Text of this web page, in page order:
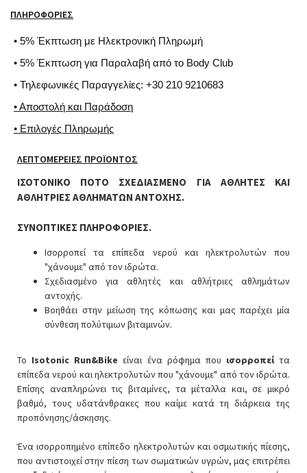
ΠΛΗΡΟΦΟΡΊΕΣ
• 5% Έκπτωση με Ηλεκτρονική Πληρωμή
• 5% Έκπτωση για Παραλαβή από το Body Club
• Τηλεφωνικές Παραγγελίες: +30 210 9210683
• Αποστολή και Παράδοση
• Επιλογές Πληρωμής
ΛΕΠΤΟΜΈΡΕΙΕΣ ΠΡΟΪΌΝΤΟΣ
ΙΣΟΤΟΝΙΚΟ ΠΟΤΟ ΣΧΕΔΙΑΣΜΕΝΟ ΓΙΑ ΑΘΛΗΤΕΣ ΚΑΙ
ΑΘΛΗΤΡΙΕΣ ΑΘΛΗΜΑΤΩΝ ΑΝΤΟΧΗΣ.
ΣΥΝΟΠΤΙΚΕΣ ΠΛΗΡΟΦΟΡΙΕΣ.
Ισορροπεί τα επίπεδα νερού και ηλεκτρολυτών που
"χάνουμε" από τον ιδρώτα.
Σχεδιασμένο για αθλητές και αθλήτριες αθλημάτων
αντοχής.
Βοηθάει στην μείωση της κόπωσης και μας παρέχει μία
σύνθεση πολύτιμων βιταμινών.
Το Isotonic Run&Bike είναι ένα ρόφημα που ισορροπείτα
επίπεδα νερού και ηλεκτρολυτών που "χάνουμε" από τον ιδρώτα.
Επίσης αναπληρώνει τις βιταμίνες, τα μέταλλα και, σε μικρό
βαθμό, τους υδατάνθρακες που καίμε κατά τη διάρκεια της
προπόνησης/άσκησης.
Ένα ισορροπημένο επίπεδο ηλεκτρολυτών και οσμωτικής πίεσης,
που αντιστοιχεί στην πίεση των σωματικών υγρών, μας επιτρέπει